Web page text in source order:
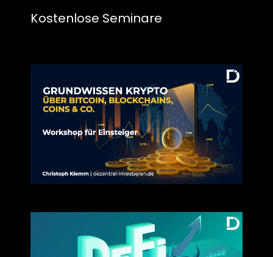
Kostenlose Seminare